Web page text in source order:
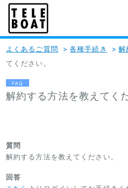
よくあるご質問 > 各種手続き > 解
てください。
FAQ
解約する方法を教えてく
質問
解約する方法を教えてください。
回答